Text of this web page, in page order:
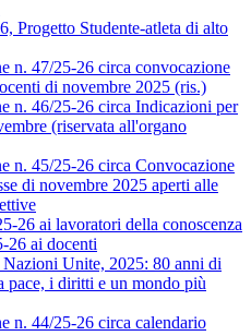
Progetto Studente-atleta di alto
n. 47/25-26 circa convocazione
di novembre 2025 (ris.)
n. 46/25-26 circa Indicazioni per
(riservata all'organo
n. 45/25-26 circa Convocazione
di novembre 2025 aperti alle
26 ai lavoratori della conoscenza
26 ai docenti
Unite, 2025: 80 anni di
pace, i diritti e un mondo più
n. 44/25-26 circa calendario